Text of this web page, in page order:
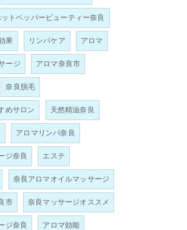
トペッパービューティー奈良
果 リンパケア アロマ
ージ アロマ奈良市
奈良脱毛
めサロン 天然精油奈良
アロマリンパ奈良
ジ奈良 エステ
奈良アロマオイルマッサージ
市 奈良マッサージオススメ
ジ奈良 アロマ効能